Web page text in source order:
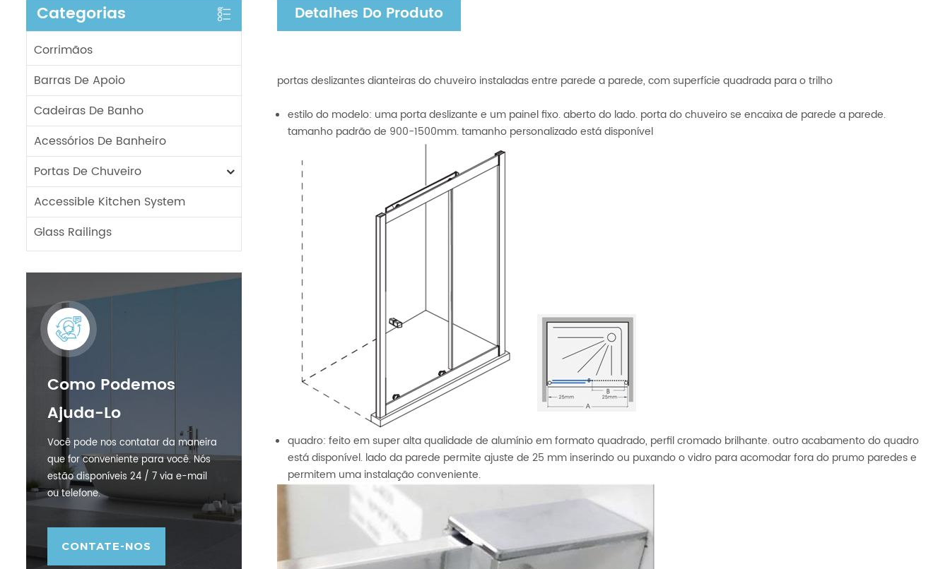
Categorias
Corrimãos
Barras De Apoio
Cadeiras De Banho
Acessórios De Banheiro
Portas De Chuveiro
Accessible Kitchen System
Glass Railings
Como Podemos
Ajuda-Lo
Você pode nos contatar da maneira
que for conveniente para você. Nós
estão disponíveis 24 / 7 via e-mail
ou telefone.
CONTATE-NOS
Detalhes Do Produto
portas deslizantes dianteiras do chuveiro instaladas entre parede a parede, com superfície quadrada para o trilho
estilo do modelo: uma porta deslizante e um painel fixo. aberto do lado. porta do chuveiro se encaixa de parede a parede.
tamanho padrão de 900-1500mm. tamanho personalizado está disponível
quadro: feito em super alta qualidade de alumínio em formato quadrado, perfil cromado brilhante. outro acabamento do quadro
está disponível. lado da parede permite ajuste de 25 mm inserindo ou puxando o vidro para acomodar fora do prumo paredes e
permitem uma instalação conveniente.